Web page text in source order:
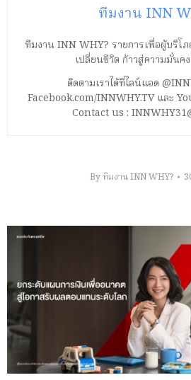
ทีมงาน INN
ทีมงาน INN WHY? รายการเพื่อผู้บริโ
เปลี่ยนชีวิต ก้าวสู่ความมั่นค
ติดตามเราได้ที่ไลน์แอด
Facebook.com/INNWHY.TV และ
Contact us :
Byทีมงาน INN WHY?